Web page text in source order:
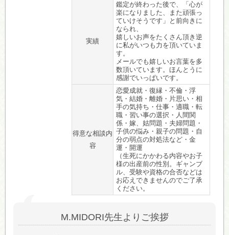
実績
鑑定が終わった後で、「心が
楽になりました、また頑張っ
ていけそうです」と前向きに
なられ、
嬉しいお声をたくさん頂き逆
に私がいつも力を頂いていま
す。
メールでも嬉しいお言葉を多
数頂いています。ほんとうに
感謝でいっぱいです。
得意な相談内
容
恋愛成就・復縁・不倫・浮
気・結婚・離婚・片思い・相
手の気持ち・仕事・適職・転
職・習い事の選択・人間関
係・嫁、姑問題・夫婦問題・
子供の悩み・親子の問題・自
分の弱点の対処法など・金
運・開運
（生死にかかわる内容やお子
様の出産前の性別。ギャンブ
ル、受験や資格の合否などは
お応えできませんのでご了承
ください。
M.MIDORI先生よりご挨拶